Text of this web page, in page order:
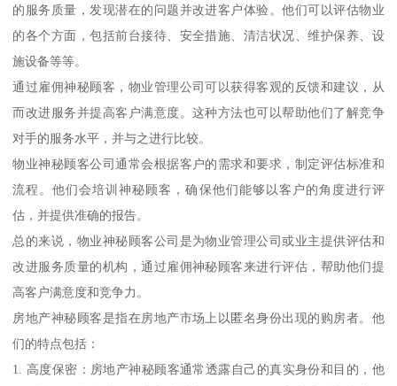
的服务质量，发现潜在的问题并改进客户体验。他们可以评估物业
的各个方面，包括前台接待、安全措施、清洁状况、维护保养、设
施设备等等。
通过雇佣神秘顾客，物业管理公司可以获得客观的反馈和建议，从
而改进服务并提高客户满意度。这种方法也可以帮助他们了解竞争
对手的服务水平，并与之进行比较。
物业神秘顾客公司通常会根据客户的需求和要求，制定评估标准和
流程。他们会培训神秘顾客，确保他们能够以客户的角度进行评
估，并提供准确的报告。
总的来说，物业神秘顾客公司是为物业管理公司或业主提供评估和
改进服务质量的机构，通过雇佣神秘顾客来进行评估，帮助他们提
高客户满意度和竞争力。
房地产神秘顾客是指在房地产市场上以匿名身份出现的购房者。他
们的特点包括：
1. 高度保密：房地产神秘顾客通常透露自己的真实身份和目的，他